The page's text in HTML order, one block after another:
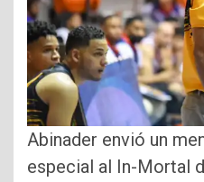
Abinader envió un
especial al In-Mortal